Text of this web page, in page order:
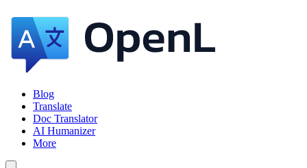
Blog
Translate
Doc Translator
AI Humanizer
More